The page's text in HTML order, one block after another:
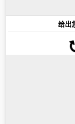
给出